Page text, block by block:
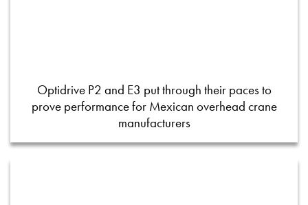
Optidrive P2 and E3 put through their paces to
prove performance for Mexican overhead crane
manufacturers